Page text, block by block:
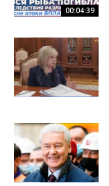
00:04:39